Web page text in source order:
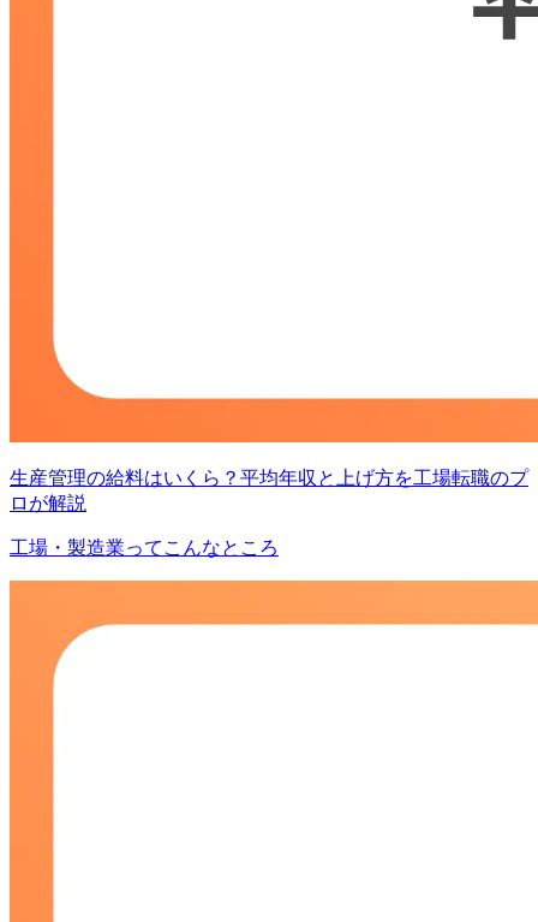
生産管理の給料はいくら？平均年収と上げ方を工場転職のプ
ロが解説
工場・製造業ってこんなところ